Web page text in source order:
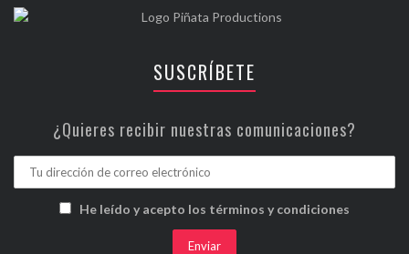
SUSCRÍBETE
¿Quieres recibir nuestras comunicaciones?
He leído y acepto los términos y condiciones